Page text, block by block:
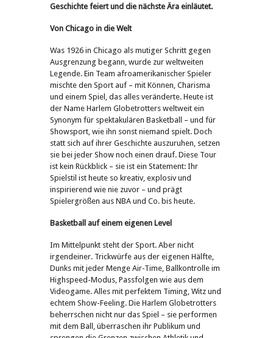
Geschichte feiert und die nächste Ära einläutet.
Von Chicago in die Welt
Was 1926 in Chicago als mutiger Schritt gegen
Ausgrenzung begann, wurde zur weltweiten
Legende. Ein Team afroamerikanischer Spieler
mischte den Sport auf – mit Können, Charisma
und einem Spiel, das alles veränderte. Heute ist
der Name Harlem Globetrotters weltweit ein
Synonym für spektakulären Basketball – und für
Showsport, wie ihn sonst niemand spielt. Doch
statt sich auf ihrer Geschichte auszuruhen, setzen
sie bei jeder Show noch einen drauf. Diese Tour
ist kein Rückblick – sie ist ein Statement: Ihr
Spielstil ist heute so kreativ, explosiv und
inspirierend wie nie zuvor – und prägt
Spielergrößen aus NBA und Co. bis heute.
Basketball auf einem eigenen Level
Im Mittelpunkt steht der Sport. Aber nicht
irgendeiner. Trickwürfe aus der eigenen Hälfte,
Dunks mit jeder Menge Air-Time, Ballkontrolle im
Highspeed-Modus, Passfolgen wie aus dem
Videogame. Alles mit perfektem Timing, Witz und
echtem Show-Feeling. Die Harlem Globetrotters
beherrschen nicht nur das Spiel – sie performen
mit dem Ball, überraschen ihr Publikum und